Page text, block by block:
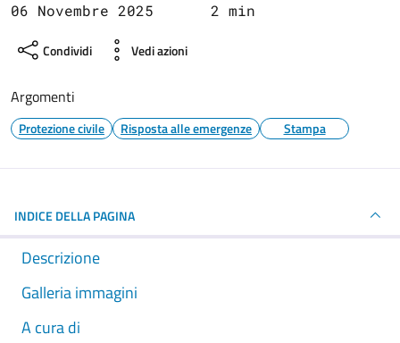
06 Novembre 2025
2 min
Condividi Vedi azioni
Argomenti
Protezione civile Risposta alle emergenze Stampa
INDICE DELLA PAGINA
Descrizione
Galleria immagini
A cura di